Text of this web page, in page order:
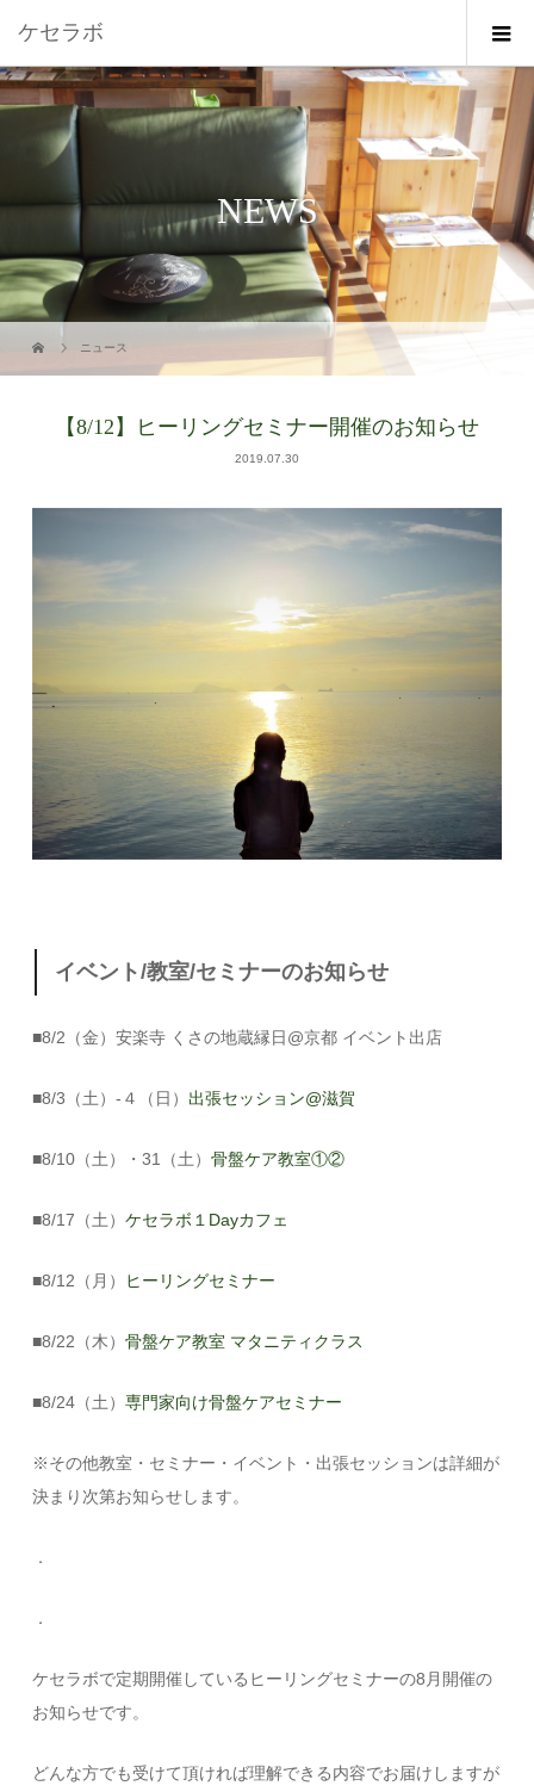
ケセラボ
NEWS
ニュース
【8/12】ヒーリングセミナー開催のお知らせ
2019.07.30
イベント/教室/セミナーのお知らせ
■8/2（金）安楽寺 くさの地蔵縁日@京都 イベント出店
■8/3（土）-４（日） 出張セッション@滋賀
■8/10（土）・31（土）骨盤ケア教室①②
■8/17（土）ケセラボ１Dayカフェ
■8/12（月） ヒーリングセミナー
■8/22（木）骨盤ケア教室 マタニティクラス
■8/24（土）専門家向け骨盤ケアセミナー
※その他教室・セミナー・イベント・出張セッションは詳細が
決まり次第お知らせします。
．
．
ケセラボで定期開催しているヒーリングセミナーの8月開催の
お知らせです。
どんな方でも受けて頂ければ理解できる内容でお届けしますが